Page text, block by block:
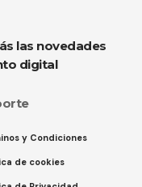
digital
y Condiciones
de cookies